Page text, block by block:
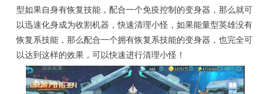
型如果自身有恢复技能，配合一个免疫控制的变身器，那么就可
以迅速化身成为收割机器，快速清理小怪，如果能量型英雄没有
恢复系技能，那么配合一个拥有恢复系技能的变身器，也完全可
以达到这样的效果，可以快速进行清理小怪！